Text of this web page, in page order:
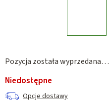
Pozycja została wyprzedana…
Niedostępne
Opcje dostawy